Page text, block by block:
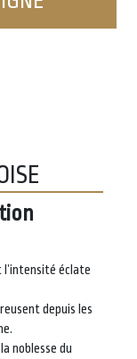
l’intensité éclate
depuis les
noblesse du